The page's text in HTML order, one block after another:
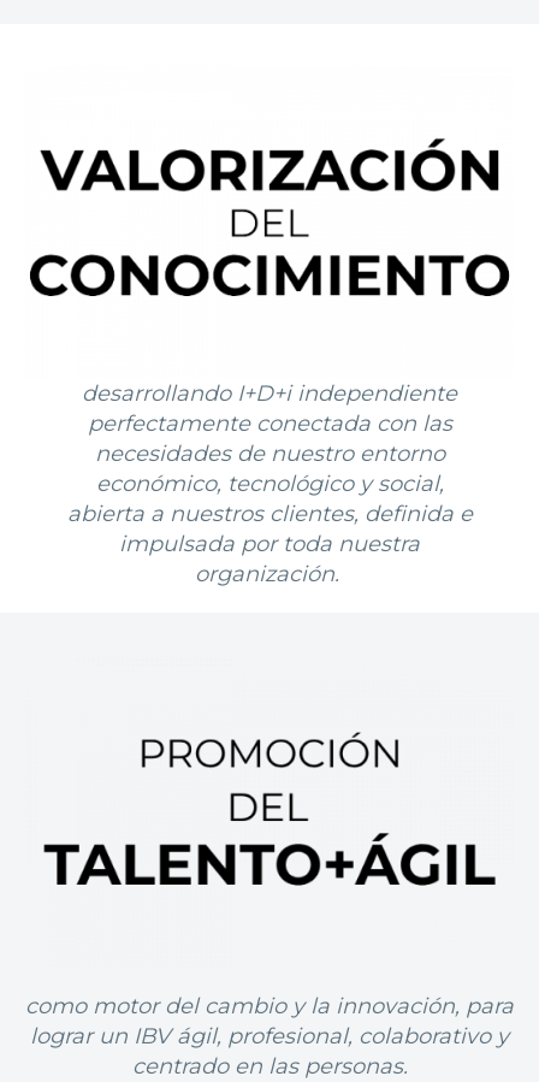
desarrollando I+D+i independiente
perfectamente conectada con las
necesidades de nuestro entorno
económico, tecnológico y social,
abierta a nuestros clientes, definida e
impulsada por toda nuestra
organización.
como motor del cambio y la innovación, para
lograr un IBV ágil, profesional, colaborativo y
centrado en las personas.